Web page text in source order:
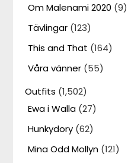
Om Malenami 2020 (9)
Tävlingar (123)
This and That (164)
Våra vänner (55)
Outfits (1,502)
Ewa i Walla (27)
Hunkydory (62)
Mina Odd Mollyn (121)